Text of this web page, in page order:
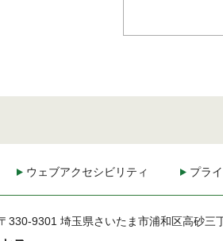
ウェブアクセシビリティ プラ
330-9301 埼玉県さいたま市浦和区高砂三